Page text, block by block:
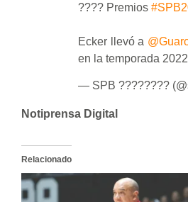
???? Premios
Ecker llevó a
en la temporada
— SPB ????????
Notiprensa Digital
Relacionado